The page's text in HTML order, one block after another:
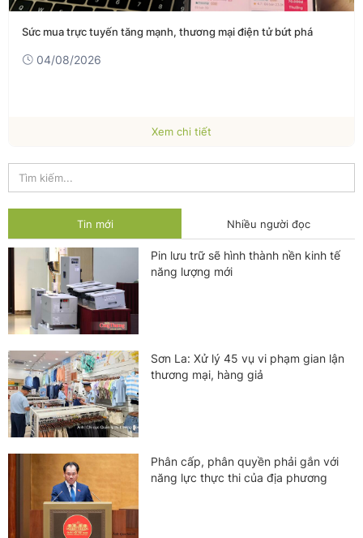
Sức mua trực tuyến tăng mạnh, thương mại điện tử bứt phá
04/08/2026
Xem chi tiết
Tin mới Nhiều người đọc
Pin lưu trữ sẽ hình thành nền kinh tế
năng lượng mới
Sơn La: Xử lý 45 vụ vi phạm gian lận
thương mại, hàng giả
Phân cấp, phân quyền phải gắn với
năng lực thực thi của địa phương